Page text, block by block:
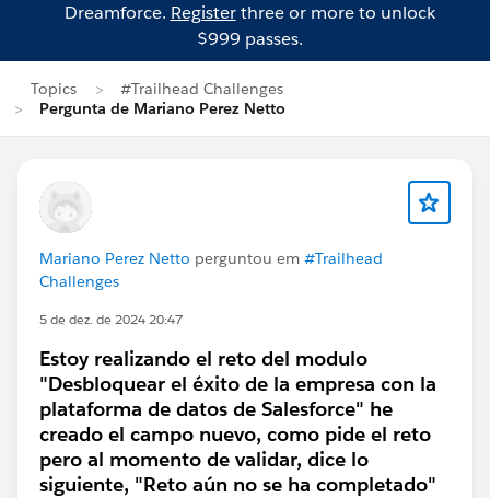
Dreamforce. Registerthree or more to unlock
$999 passes.
Topics
#Trailhead Challenges
Pergunta de Mariano Perez Netto
Mariano Perez Netto perguntou em #Trailhead
Challenges
5 de dez. de 2024 20:47
Estoy realizando el reto del modulo
"Desbloquear el éxito de la empresa con la
plataforma de datos de Salesforce" he
creado el campo nuevo, como pide el reto
pero al momento de validar, dice lo
siguiente, "Reto aún no se ha completado"